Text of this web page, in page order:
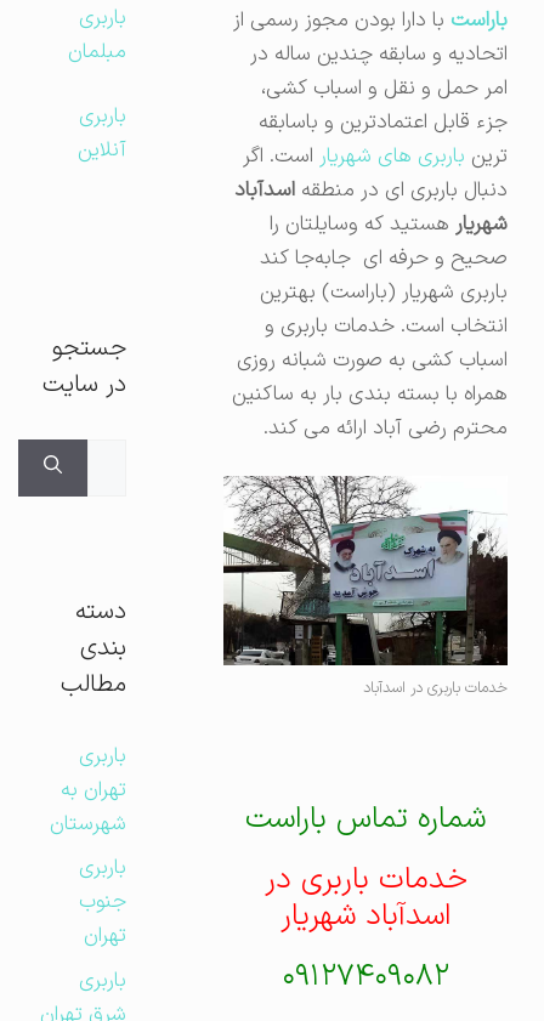
باراستبا دارا بودن مجوز رسمی از
اتحادیه و سابقه چندین ساله در
امر حمل و نقل و اسباب کشی،
جزء قابل اعتمادترین و باسابقه
ترینباربری های شهریاراست. اگر
دنبال باربری‌ ای در منطقهاسدآباد
شهریارهستید که وسایلتان را
صحیح و حرفه ای جابه‌جا کند
باربری شهریار (باراست) بهترین
انتخاب است. خدمات باربری و
اسباب کشی به صورت شبانه روزی
همراه با بسته بندی بار به ساکنین
محترم رضی آباد ارائه می کند.
خدمات باربری در اسدآباد
شماره تماس باراست
خدمات باربری در
اسدآباد شهریار
۰۹۱۲۷۴۰۹۰۸۲
باربری
مبلمان
باربری
آنلاین
جستجو
در سایت
دسته
بندی
مطالب
باربری
تهران به
شهرستان
باربری
جنوب
تهران
باربری
شرق تهران